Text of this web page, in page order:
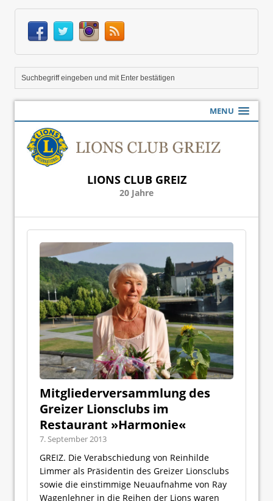
MENU
LIONS CLUB GREIZ
20 Jahre
Mitgliederversammlung des
Greizer Lionsclubs im
Restaurant »Harmonie«
7. September 2013
GREIZ. Die Verabschiedung von Reinhilde
Limmer als Präsidentin des Greizer Lionsclubs
sowie die einstimmige Neuaufnahme von Ray
Wagenlehner in die Reihen der Lions waren